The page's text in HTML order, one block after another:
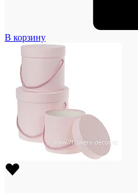
В корзину